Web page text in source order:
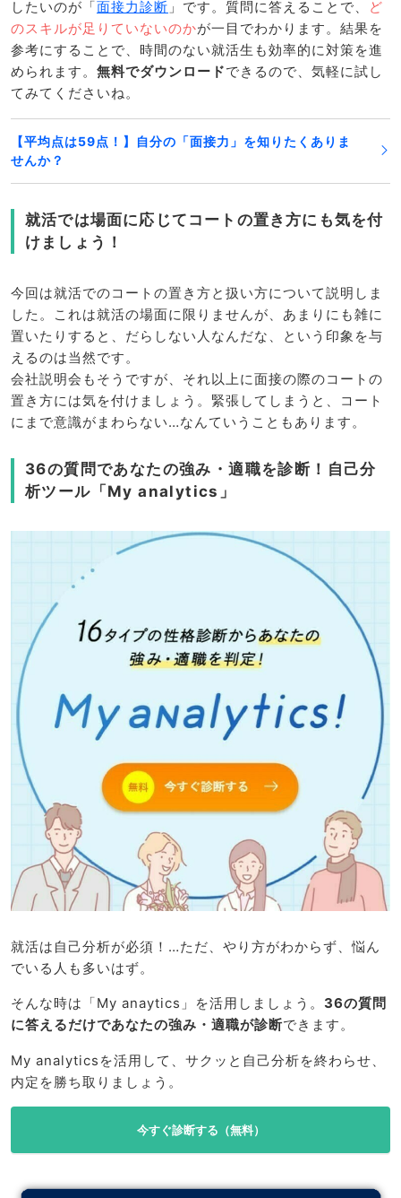
したいのが「面接力診断 」です。質問に答えることで、
ど
のスキルが足りていないのかが一目でわかります。結果を
参考にすることで、時間のない就活生も効率的に対策を進
められます。 無料でダウンロードできるので、気軽に試し
てみてくださいね。
【平均点は59点！】自分の「面接力」を知りたくありま
せんか？
就活では場面に応じてコートの置き方にも気を付
けましょう！
今回は就活でのコートの置き方と扱い方について説明しま
した。これは就活の場面に限りませんが、あまりにも雑に
置いたりすると、だらしない人なんだな、という印象を与
えるのは当然です。
会社説明会もそうですが、それ以上に面接の際のコートの
置き方には気を付けましょう。緊張してしまうと、コート
にまで意識がまわらない…なんていうこともあります。
36の質問であなたの強み・適職を診断！自己分
析ツール「My analytics」
就活は自己分析が必須！…ただ、やり方がわからず、悩ん
でいる人も多いはず。
そんな時は「My anaytics」を活用しましょう。 36の質問
に答えるだけであなたの強み・適職が診断できます。
My analyticsを活用して、サクッと自己分析を終わらせ、
内定を勝ち取りましょう。
今すぐ診断する（無料）